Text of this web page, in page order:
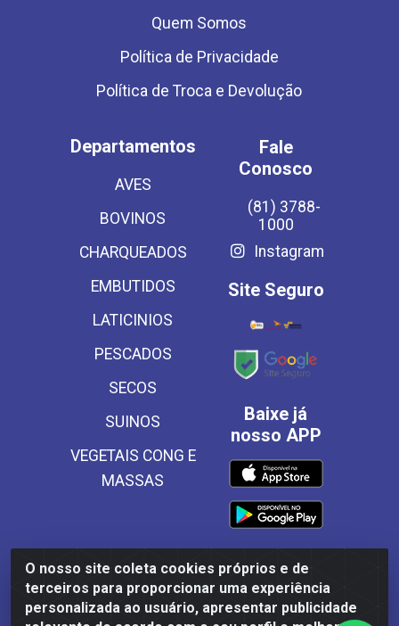
O nosso site coleta cookies próprios e de
terceiros para proporcionar uma experiência
personalizada ao usuário, apresentar publicidade
Quem Somos
Política de Privacidade
Política de Troca e Devolução
Departamentos
AVES
BOVINOS
CHARQUEADOS
EMBUTIDOS
LATICINIOS
PESCADOS
SECOS
SUINOS
VEGETAIS CONG E
MASSAS
Fale
Conosco
(81) 3788-
1000
Instagram
Site Seguro
Baixe já
nosso APP
Frinscal - Distribuidora e Importadora de Alimentos LTDA -
Rodovia BR 101 Sul Km 187, 310 Galpão - Santa Rosa,
Palmares/PE - CEP 55540-000 - CNPJ 03.504.437/0001-50